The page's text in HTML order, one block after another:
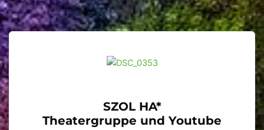
SZOL HA*
Theatergruppe und Youtube